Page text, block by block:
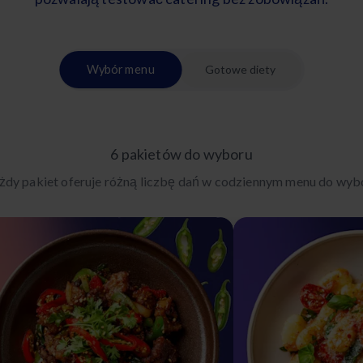
Wybór menu Gotowe diety
6 pakietów do wyboru
pakiet oferuje różną liczbę dań w codziennym menu do